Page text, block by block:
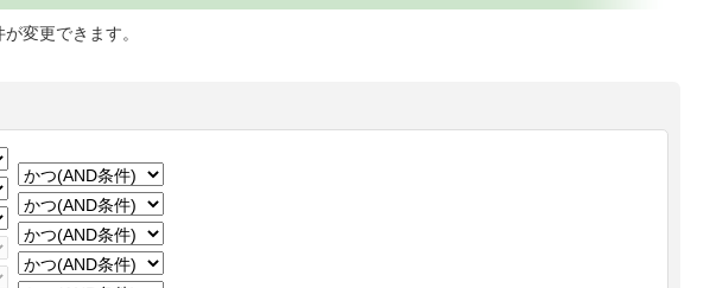
変更できます。